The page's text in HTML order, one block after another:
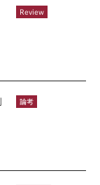
Review
論考